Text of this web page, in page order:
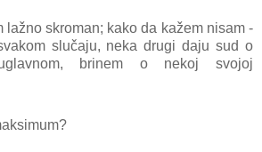
lažno skroman; kako da kažem nisam -
slučaju, neka drugi daju sud o
brinem o nekoj svojoj